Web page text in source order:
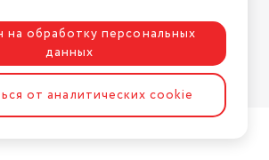
сайтаASTDESIGN
на обработку персональных
данных
от аналитических cookie